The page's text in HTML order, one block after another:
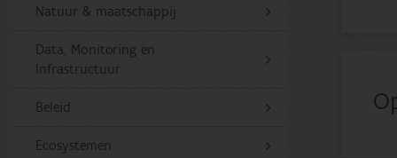
Natuur & maatschappij
Data, Monitoring en
Infrastructuur
Beleid
Ecosystemen